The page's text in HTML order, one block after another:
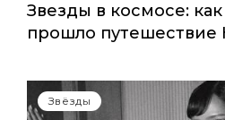
Звезды в космосе:
прошло путешествие
Звёзды